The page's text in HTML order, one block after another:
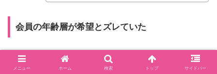
会員の年齢層が希望とズレていた
また、想定していた相手の年齢層やライフスタイルが、実
際の会員層とまったく違っていたという失敗もよくありま
メニュー ホーム 検索 トップ サイドバー